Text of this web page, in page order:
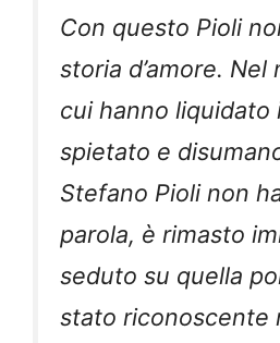
Con questo Pioli
storia d’amore. Nel
cui hanno liquidato
spietato e
Stefano Pioli non
parola, è rimasto
seduto su quella
stato riconoscente